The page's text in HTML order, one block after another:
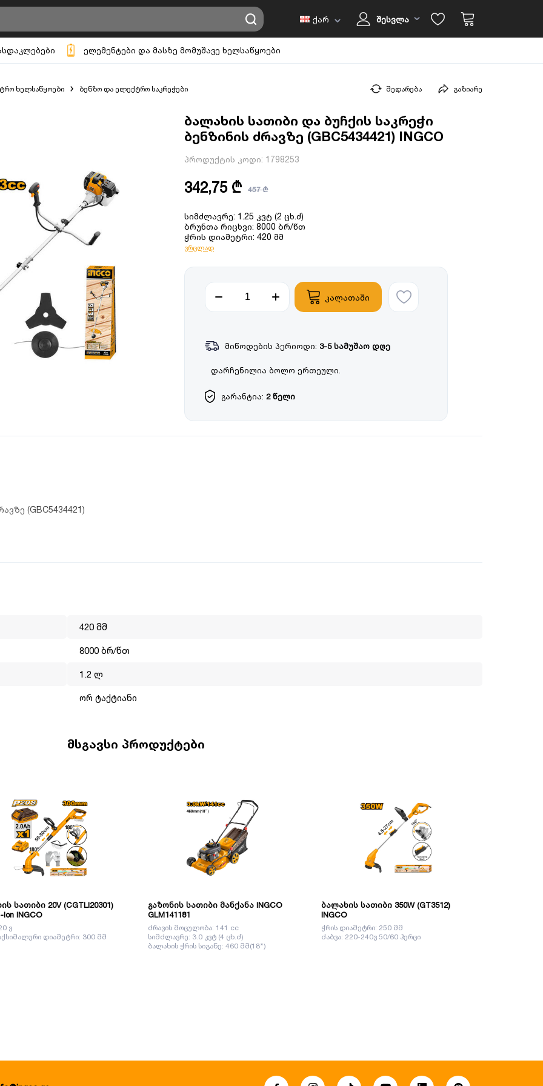
ქარ შესვლა
ელემენტები და მასზე მომუშავე ხელსაწყოები
ხელსაწყოები ბენზო და ელექტრო საკრეჭები შედარება გაზიარე
ბალახის სათიბი და ბუჩქის საკრეჭი
ბენზინის ძრავზე (GBC5434421) INGCO
პროდუქტის კოდი: 1798253
342,75 ₾ 457 ₾
სიმძლავრე: 1.25 კვტ (2 ცხ.ძ)
ბრუნთა რიცხვი: 8000 ბრ/წთ
ჭრის დიამეტრი: 420 მმ
ვრცლად
კალათაში
მიწოდების პერიოდი: 3-5 სამუშაო დღე
დარჩენილია ბოლო ერთეული.
გარანტია: 2 წელი
(GBC5434421)
INGCO-ს პროდუქცია არის ტექნიკურად,
სწორედ ეს დეტალები ეხმარება ბრენდს გახდეს ლიდერი
420 მმ
8000 ბრ/წთ
1.2 ლ
ორ ტაქტიანი
მსგავსი პროდუქტები
20V (CGTLI20301)
Ion INGCO
ვ
დიამეტრი: 300 მმ
გაზონის სათიბი მანქანა INGCO
GLM141181
ძრავის მოცულობა: 141 cc
სიმძლავრე: 3.0 კვტ (4 ცხ.ძ)
ბალახის ჭრის სიგანე: 460 მმ(18”)
ბალახის სათიბი 350W (GT3512)
INGCO
ჭრის დიამეტრი: 250 მმ
ძაბვა: 220-240ვ 50/60 ჰერცი